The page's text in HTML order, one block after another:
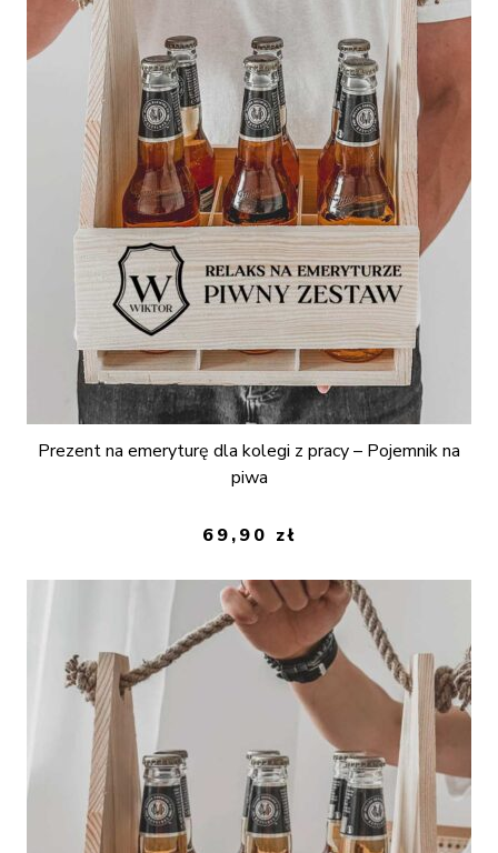
Prezent na emeryturę dla kolegi z pracy – Pojemnik na
piwa
69,90 zł